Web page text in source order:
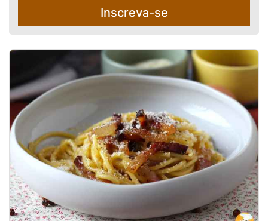
Inscreva-se